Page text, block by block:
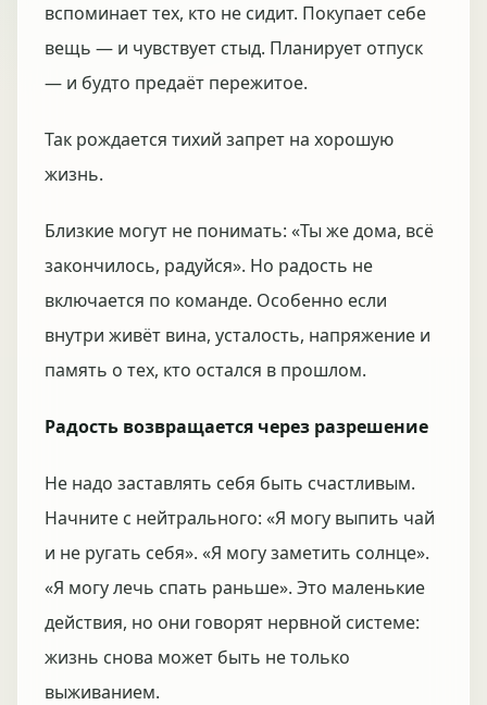
вспоминает тех, кто не сидит. Покупает себе
вещь — и чувствует стыд. Планирует отпуск
— и будто предаёт пережитое.
Так рождается тихий запрет на хорошую
жизнь.
Близкие могут не понимать: «Ты же дома, всё
закончилось, радуйся». Но радость не
включается по команде. Особенно если
внутри живёт вина, усталость, напряжение и
память о тех, кто остался в прошлом.
Радость возвращается через разрешение
Не надо заставлять себя быть счастливым.
Начните с нейтрального: «Я могу выпить чай
и не ругать себя». «Я могу заметить солнце».
«Я могу лечь спать раньше». Это маленькие
действия, но они говорят нервной системе:
жизнь снова может быть не только
выживанием.